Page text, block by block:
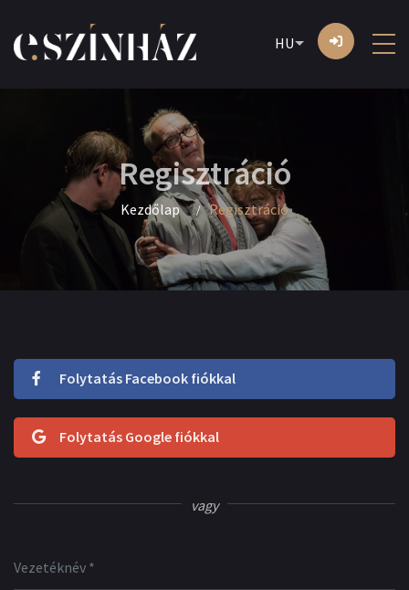
HU
Regisztráció
Kezdőlap Regisztráció
Folytatás Facebook fiókkal
Folytatás Google fiókkal
vagy